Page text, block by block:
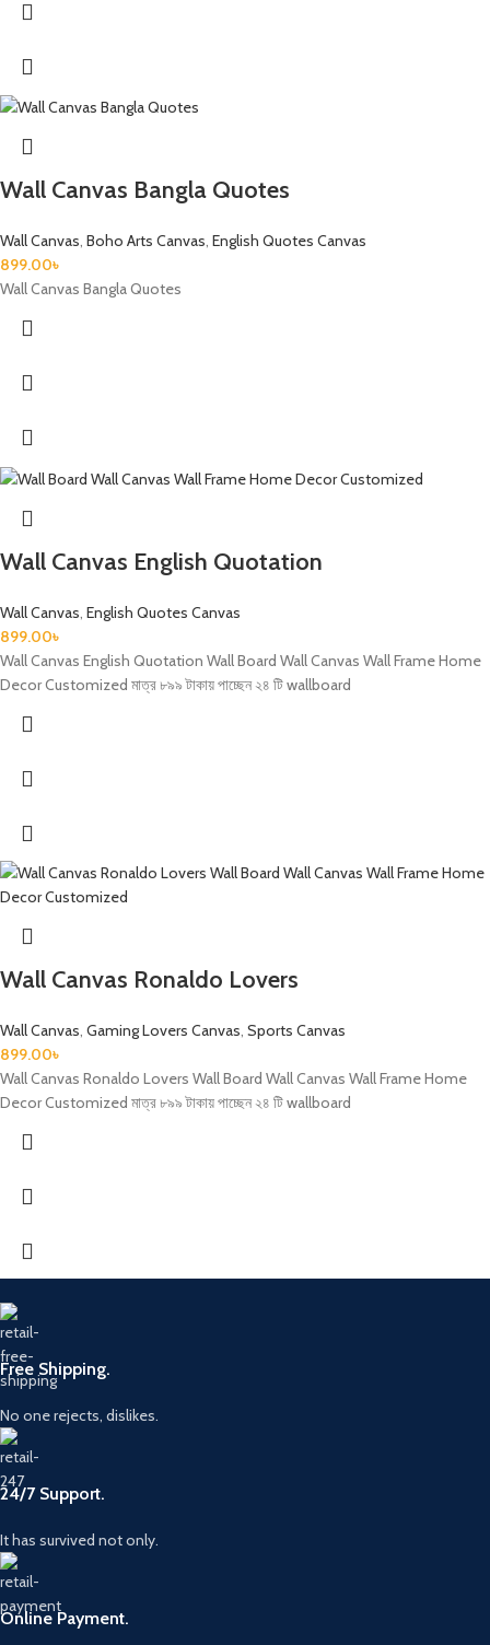
Wall Canvas Bangla Quotes
Wall Canvas, Boho Arts Canvas, English Quotes Canvas
899.00৳
Wall Canvas Bangla Quotes
Wall Canvas English Quotation
Wall Canvas, English Quotes Canvas
899.00৳
Wall Canvas English Quotation Wall Board Wall Canvas Wall Frame Home
Decor Customized মাত্র ৮৯৯ টাকায় পাচ্ছেন ২৪ টি wallboard
Wall Canvas Ronaldo Lovers
Wall Canvas, Gaming Lovers Canvas, Sports Canvas
899.00৳
Wall Canvas Ronaldo Lovers Wall Board Wall Canvas Wall Frame Home
Decor Customized মাত্র ৮৯৯ টাকায় পাচ্ছেন ২৪ টি wallboard
Free Shipping.
No one rejects, dislikes.
24/7 Support.
It has survived not only.
Online Payment.